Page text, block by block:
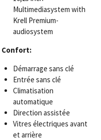
Multimediasystem with
Krell Premium-
audiosystem
Confort:
Démarrage sans clé
Entrée sans clé
Climatisation
automatique
Direction assistée
Vitres électriques avant
et arrière